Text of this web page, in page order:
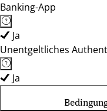
Banking-App
Ja
Unentgeltliches
Ja